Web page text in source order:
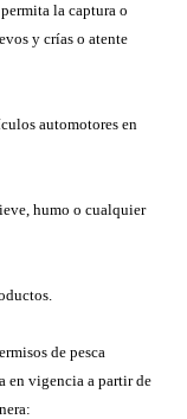
la captura o
y crías o atente
automotores en
humo o cualquier
de pesca
en vigencia a partir de